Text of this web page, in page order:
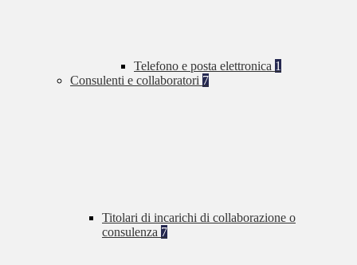
Telefono e posta elettronica 1
Consulenti e collaboratori 7
Titolari di incarichi di collaborazione o
consulenza 7